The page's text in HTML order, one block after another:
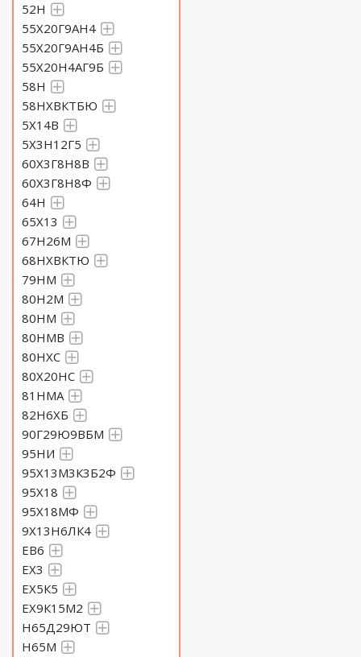
52Н
55Х20Г9АН4
55Х20Г9АН4Б
55Х20Н4АГ9Б
58Н
58НХВКТБЮ
5Х14В
5Х3Н12Г5
60Х3Г8Н8В
60Х3Г8Н8Ф
64Н
65Х13
67Н26М
68НХВКТЮ
79НМ
80Н2М
80НМ
80НМВ
80НХС
80Х20НС
81НМА
82Н6ХБ
90Г29Ю9ВБМ
95НИ
95Х13М3К3Б2Ф
95Х18
95Х18МФ
9Х13Н6ЛК4
ЕВ6
ЕХ3
ЕХ5К5
ЕХ9К15М2
Н65Д29ЮТ
Н65М